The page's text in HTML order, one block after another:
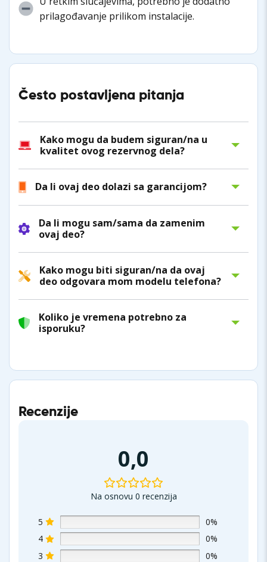
prilagođavanje prilikom instalacije.
Često postavljena pitanja
Kako mogu da budem siguran/na u
kvalitet ovog rezervnog dela?
Da li ovaj deo dolazi sa garancijom?
Da li mogu sam/sama da zamenim
ovaj deo?
Kako mogu biti siguran/na da ovaj
deo odgovara mom modelu telefona?
Koliko je vremena potrebno za
isporuku?
Recenzije
0,0
Na osnovu 0 recenzija
5
0%
4
0%
3
0%